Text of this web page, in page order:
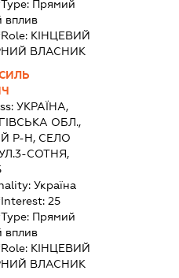
Прямий
вплив
КІНЦЕВИЙ
ВЛАСНИК
УКРАЇНА,
ОБЛ.,
Р-Н, СЕЛО
СОТНЯ,
Україна
25
Прямий
вплив
КІНЦЕВИЙ
ВЛАСНИК